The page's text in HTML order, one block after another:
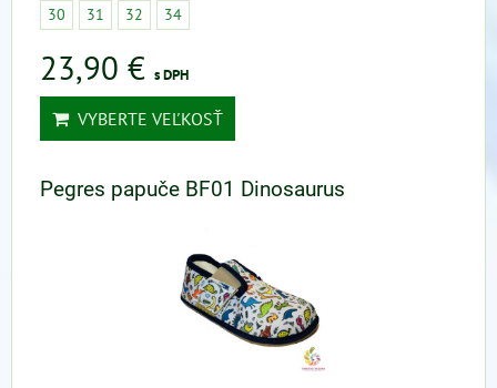
30
31 32 34
23,90 € s DPH
VYBERTE VEĽKOSŤ
Pegres papuče BF01 Dinosaurus